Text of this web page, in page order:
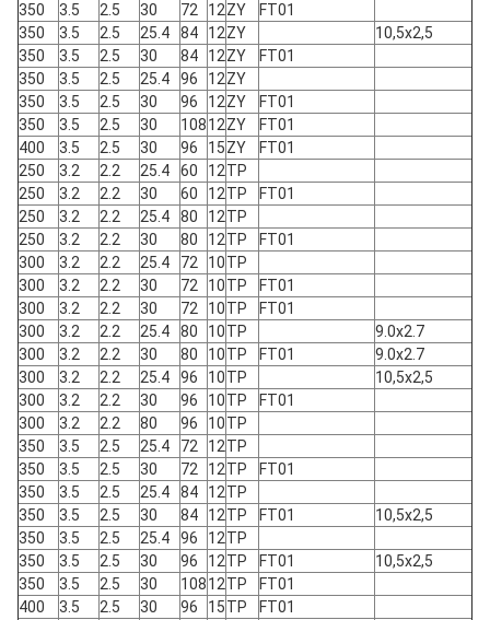
350
3.5 2.5 30 72 12ZY
FT01
350
3.5 2.5 25.4 84 12ZY
10,5x2,5
350
3.5 2.5 30 84 12ZY
FT01
350
3.5 2.5 25.4 96 12ZY
350
3.5 2.5 30 96 12ZY
FT01
350
3.5 2.5 30 10812ZY
FT01
400
3.5 2.5 30 96 15ZY
FT01
250
3.2 2.2 25.4 60 12TP
250
3.2 2.2 30 60 12TP
FT01
250
3.2 2.2 25.4 80 12TP
250
3.2 2.2 30 80 12TP
FT01
300
3.2 2.2 25.4 72 10TP
300
3.2 2.2 30 72 10TP
FT01
300
3.2 2.2 30 72 10TP
FT01
300
3.2 2.2 25.4 80 10TP
9.0x2.7
300
3.2 2.2 30 80 10TP FT01
9.0x2.7
300
3.2 2.2 25.4 96 10TP
10,5x2,5
300
3.2 2.2 30 96 10TP
FT01
300
3.2 2.2 80 96 10TP
350
3.5 2.5 25.4 72 12TP
350
3.5 2.5 30 72 12TP
FT01
350
3.5 2.5 25.4 84 12TP
350
3.5 2.5 30 84 12TP FT01
10,5x2,5
350
3.5 2.5 25.4 96 12TP
350
3.5 2.5 30 96 12TP FT01
10,5x2,5
350
3.5 2.5 30 10812TP
FT01
400
3.5 2.5 30 96 15TP
FT01